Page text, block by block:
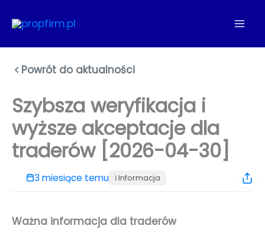
do
Powrót do aktualności
Szybsza weryfikacja i
wyższe akceptacje dla
traderów [2026-04-30]
3 miesiące temu ℹ️ Informacja
Ważna informacja dla traderów